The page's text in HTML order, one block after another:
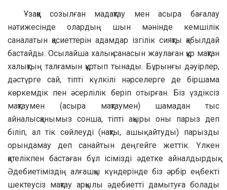
Ұзаққа созылған мадақтау мен асыра бағалау
нәтижесінде олардың шын мәнінде кемшілік
саналатын қасиеттерін адамдар ізгілік сияқты қабылдай
бастайды. Осылайша халық санасын жаулаған құр мақтан
халықтың талғамын құртып тынады. Бұрынғы дәуірлер,
дәстүрге сай, тіпті күлкілі нәрселерге де біршама
көркемдік пен әсерлілік беріп отырған. Біз үздіксіз
мақтаумен (асыра мақтаумен) шамадан тыс
айналысқанымыз сонша, тіпті ақыры оны парыз деп
біліп, ал тік сөйлеуді (нақты, ашық айтуды) парызды
орындамау деп санайтын деңгейге жеттік. Үлкен
қателікпен бастаған бұл ісімізді әдетке айналдырдық.
Әдебиетіміздің алғашқы күндерінде біз әрбір еңбекті
шектеусіз мақтау арқылы әдебиетті дамытуға болады